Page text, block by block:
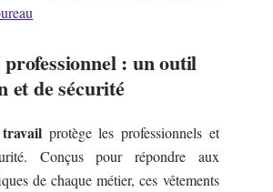
: un outil
et de sécurité
protège les professionnels et
Conçus pour répondre aux
de chaque métier, ces vêtements